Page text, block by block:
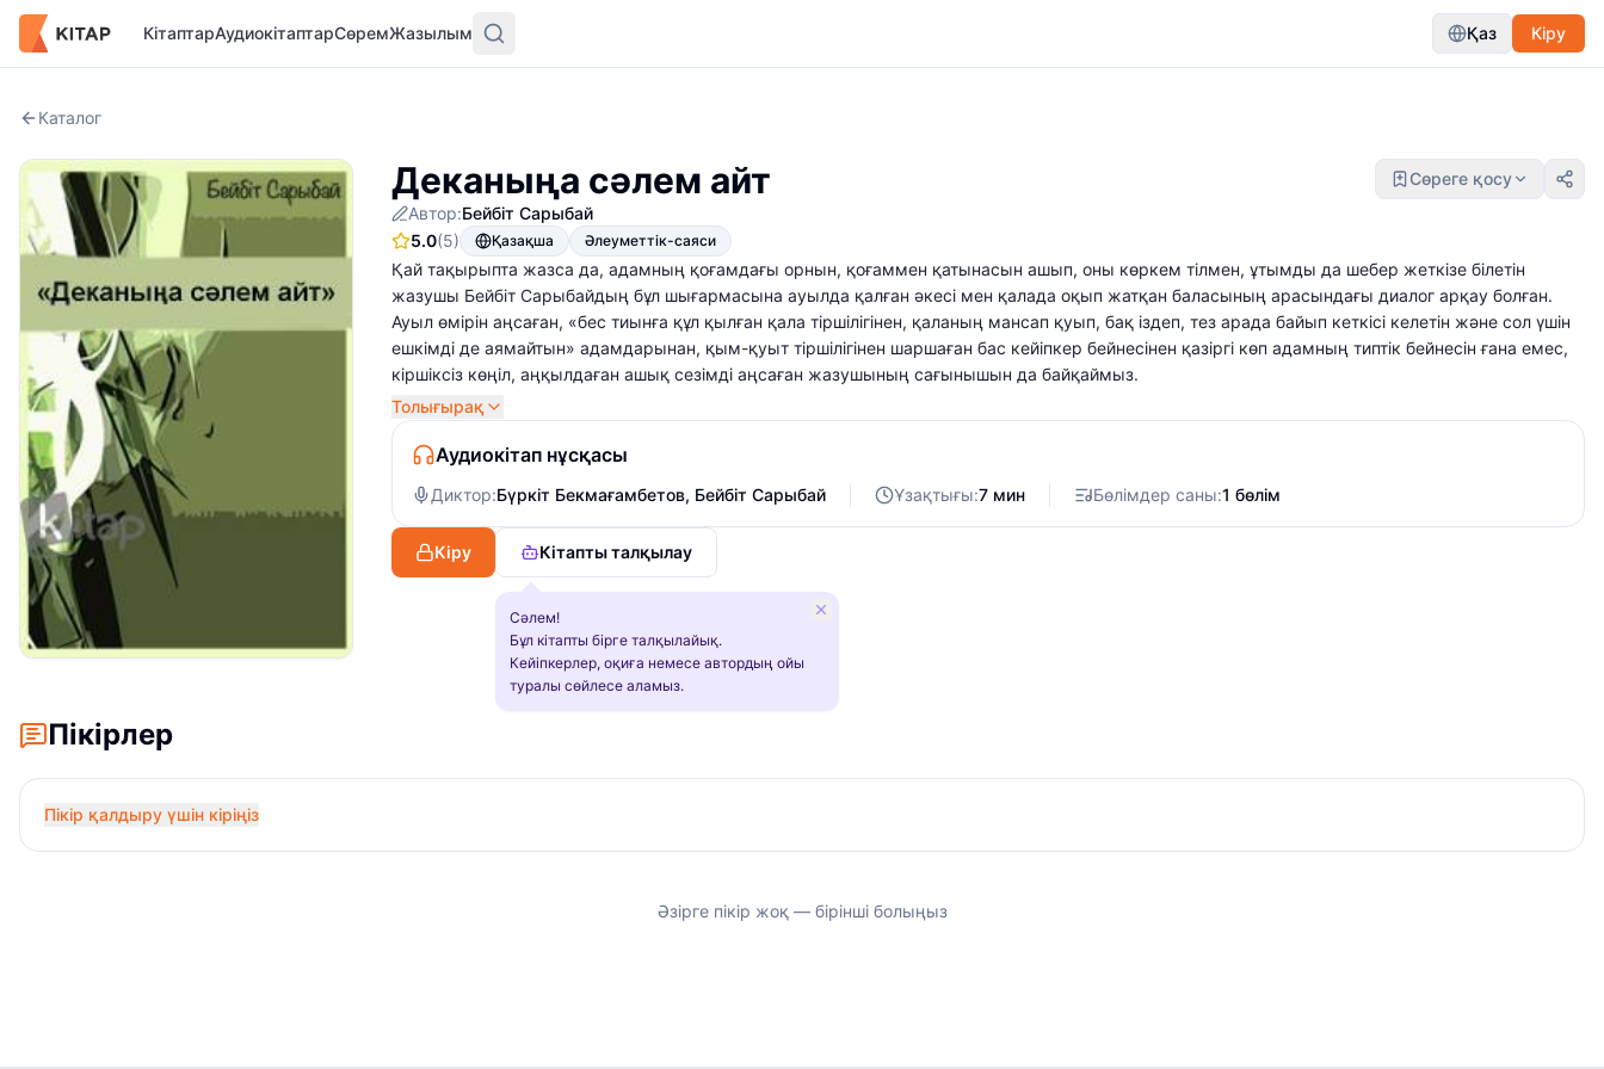
КітаптарАудиокітаптарСөремЖазылым Қаз Кіру
Каталог
Деканыңа сәлем айт
Сөреге қосу
Автор:Бейбіт Сарыбай
5.0(5) Қазақша Әлеуметтік-саяси
Қай тақырыпта жазса да, адамның қоғамдағы орнын, қоғаммен қатынасын ашып, оны көркем тілмен, ұтымды да шебер жеткізе білетін
жазушы Бейбіт Сарыбайдың бұл шығармасына ауылда қалған әкесі мен қалада оқып жатқан баласының арасындағы диалог арқау болған.
Ауыл өмірін аңсаған, «бес тиынға құл қылған қала тiршiлiгiнен, қаланың мансап қуып, бақ iздеп, тез арада байып кеткiсi келетiн және сол үшiн
ешкiмдi де аямайтын» адамдарынан, қым-қуыт тіршілігінен шаршаған бас кейіпкер бейнесінен қазіргі көп адамның типтік бейнесін ғана емес,
кіршіксіз көңіл, аңқылдаған ашық сезімді аңсаған жазушының сағынышын да байқаймыз.
Толығырақ
Аудиокітап нұсқасы
Диктор:Бүркіт Бекмағамбетов, Бейбіт Сарыбай Ұзақтығы:7 мин Бөлімдер саны:1 бөлім
Кіру Кітапты талқылау
Сәлем!
Бұл кітапты бірге талқылайық.
Кейіпкерлер, оқиға немесе автордың ойы
туралы сөйлесе аламыз.
Пікірлер
Пікір қалдыру үшін кіріңіз
Әзірге пікір жоқ — бірінші болыңыз